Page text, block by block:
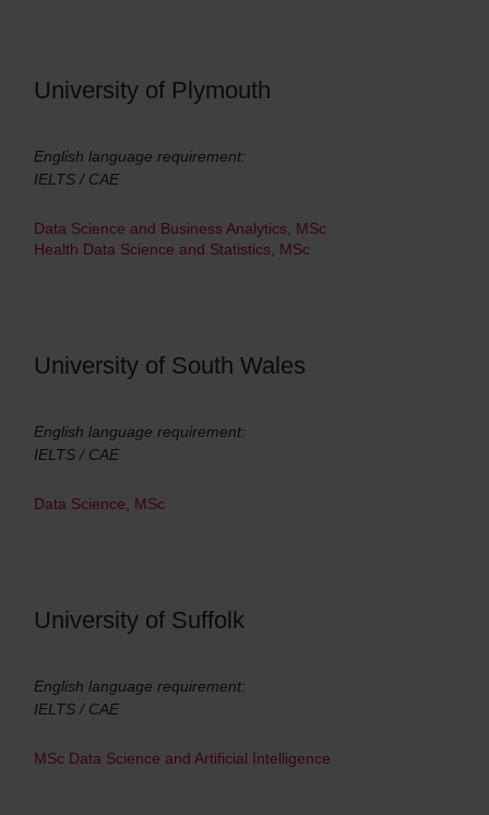
University of Plymouth
English language requirement:
IELTS / CAE
Data Science and Business Analytics, MSc
Health Data Science and Statistics, MSc
University of South Wales
English language requirement:
IELTS / CAE
Data Science, MSc
University of Suffolk
English language requirement:
IELTS / CAE
MSc Data Science and Artificial Intelligence